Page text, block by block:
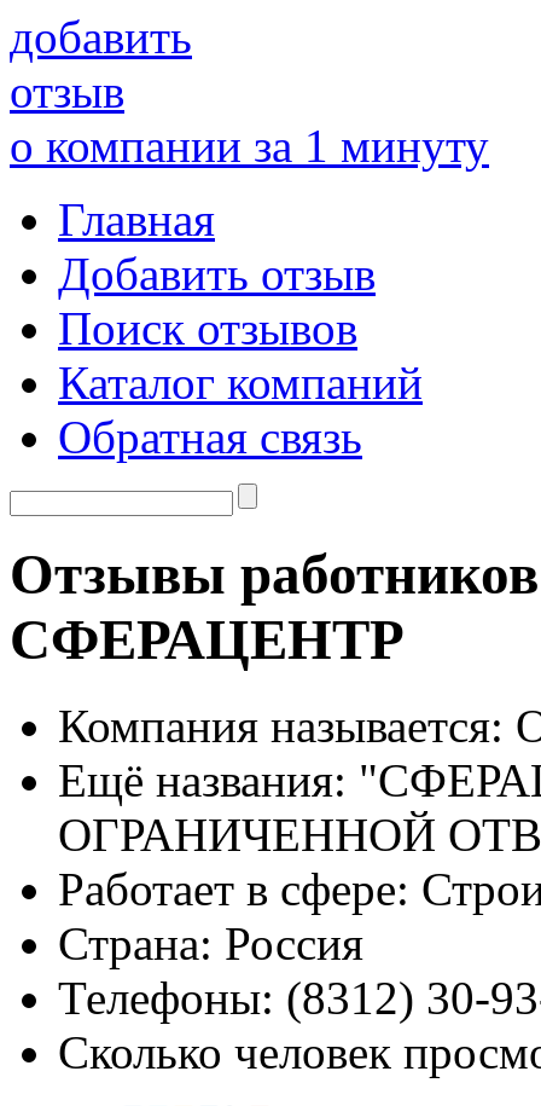
добавить
отзыв
о компании за 1 минуту
Главная
Добавить отзыв
Поиск отзывов
Каталог компаний
Обратная связь
Отзывы
СФЕРАЦЕНТР
Компания называется:
Ещё названия:
ОГРАНИЧЕННОЙ
Работает в сфере:
Страна: Россия
Телефоны: (8312) 30-
Сколько человек